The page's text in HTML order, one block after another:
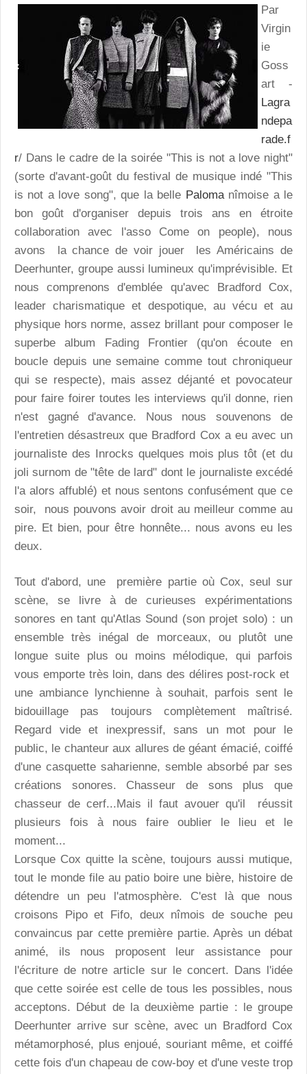
Par
Virgin
ie
Goss
art -
Lagra
ndepa
rade.f
r/ Dans le cadre de la soirée "This is not a love night"
(sorte d'avant-goût du festival de musique indé "This
is not a love song", que la belle Palomanîmoise a le
bon goût d'organiser depuis trois ans en étroite
collaboration avec l'asso Come on people), nous
avons la chance de voir jouer les Américains de
Deerhunter, groupe aussi lumineux qu'imprévisible. Et
nous comprenons d'emblée qu'avec Bradford Cox,
leader charismatique et despotique, au vécu et au
physique hors norme, assez brillant pour composer le
superbe album Fading Frontier (qu'on écoute en
boucle depuis une semaine comme tout chroniqueur
qui se respecte), mais assez déjanté et povocateur
pour faire foirer toutes les interviews qu'il donne, rien
n'est gagné d'avance. Nous nous souvenons de
l'entretien désastreux que Bradford Cox a eu avec un
journaliste des Inrocks quelques mois plus tôt (et du
joli surnom de "tête de lard" dont le journaliste excédé
l'a alors affublé) et nous sentons confusément que ce
soir, nous pouvons avoir droit au meilleur comme au
pire. Et bien, pour être honnête... nous avons eu les
deux.
Tout d'abord, une première partie où Cox, seul sur
scène, se livre à de curieuses expérimentations
sonores en tant qu'Atlas Sound (son projet solo) : un
ensemble très inégal de morceaux, ou plutôt une
longue suite plus ou moins mélodique, qui parfois
vous emporte très loin, dans des délires post-rock et
une ambiance lynchienne à souhait, parfois sent le
bidouillage pas toujours complètement maîtrisé.
Regard vide et inexpressif, sans un mot pour le
public, le chanteur aux allures de géant émacié, coiffé
d'une casquette saharienne, semble absorbé par ses
créations sonores. Chasseur de sons plus que
chasseur de cerf...Mais il faut avouer qu'il réussit
plusieurs fois à nous faire oublier le lieu et le
moment...
Lorsque Cox quitte la scène, toujours aussi mutique,
tout le monde file au patio boire une bière, histoire de
détendre un peu l'atmosphère. C'est là que nous
croisons Pipo et Fifo, deux nîmois de souche peu
convaincus par cette première partie. Après un débat
animé, ils nous proposent leur assistance pour
l'écriture de notre article sur le concert. Dans l'idée
que cette soirée est celle de tous les possibles, nous
acceptons. Début de la deuxième partie : le groupe
Deerhunter arrive sur scène, avec un Bradford Cox
métamorphosé, plus enjoué, souriant même, et coiffé
cette fois d'un chapeau de cow-boy et d'une veste trop